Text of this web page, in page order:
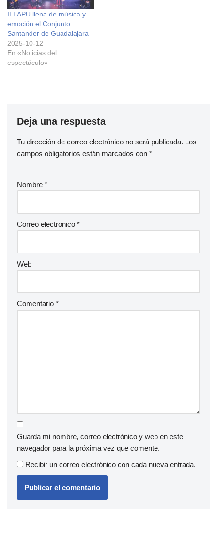
ILLAPU llena de música y
emoción el Conjunto
Santander de Guadalajara
2025-10-12
En «Noticias del
espectáculo»
Deja una respuesta
Tu dirección de correo electrónico no será publicada. Los
campos obligatorios están marcados con *
Nombre *
Correo electrónico *
Web
Comentario *
Guarda mi nombre, correo electrónico y web en este
navegador para la próxima vez que comente.
Recibir un correo electrónico con cada nueva entrada.